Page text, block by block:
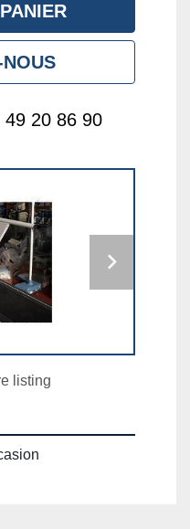
49 20 86 90
listing